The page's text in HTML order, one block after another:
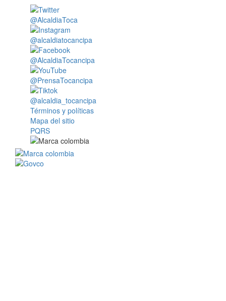
@AlcaldiaToca
@alcaldiatocancipa
@AlcaldiaTocancipa
@PrensaTocancipa
@alcaldia_tocancipa
Términos y políticas
Mapa del sitio
PQRS